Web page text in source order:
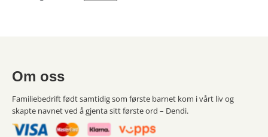
Om oss
Familiebedrift født samtidig som første barnet kom i vårt liv og
skapte navnet ved å gjenta sitt første ord – Dendi.